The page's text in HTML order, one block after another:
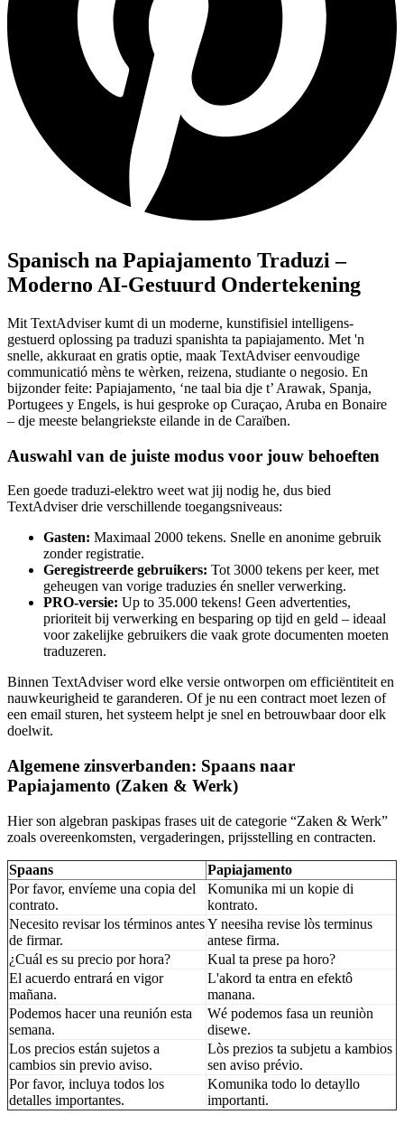
Spanisch na Papiajamento Traduzi –
Moderno AI-Gestuurd Ondertekening
Mit TextAdviser kumt di un moderne, kunstifisiel intelligens-
gestuerd oplossing pa traduzi spanishta ta papiajamento. Met 'n
snelle, akkuraat en gratis optie, maak TextAdviser eenvoudige
communicatió mèns te wèrken, reizena, studiante o negosio. En
bijzonder feite: Papiajamento, ‘ne taal bia dje t’ Arawak, Spanja,
Portugees y Engels, is hui gesproke op Curaçao, Aruba en Bonaire
– dje meeste belangriekste eilande in de Caraïben.
Auswahl van de juiste modus voor jouw behoeften
Een goede traduzi-elektro weet wat jij nodig he, dus bied
TextAdviser drie verschillende toegangsniveaus:
Gasten: Maximaal 2000 tekens. Snelle en anonime gebruik
zonder registratie.
Geregistreerde gebruikers: Tot 3000 tekens per keer, met
geheugen van vorige traduzies én sneller verwerking.
PRO-versie: Up to 35.000 tekens! Geen advertenties,
prioriteit bij verwerking en besparing op tijd en geld – ideaal
voor zakelijke gebruikers die vaak grote documenten moeten
traduzeren.
Binnen TextAdviser word elke versie ontworpen om efficiëntiteit en
nauwkeurigheid te garanderen. Of je nu een contract moet lezen of
een email sturen, het systeem helpt je snel en betrouwbaar door elk
doelwit.
Algemene zinsverbanden: Spaans naar
Papiajamento (Zaken & Werk)
Hier son algebran paskipas frases uit de categorie “Zaken & Werk”
zoals overeenkomsten, vergaderingen, prijsstelling en contracten.
Spaans
Papiajamento
Por favor, envíeme una copia del
contrato.
Komunika mi un kopie di
kontrato.
Necesito revisar los términos antes
de firmar.
Y neesiha revise lòs terminus
antese firma.
¿Cuál es su precio por hora?
Kual ta prese pa horo?
El acuerdo entrará en vigor
mañana.
L'akord ta entra en efektô
manana.
Podemos hacer una reunión esta
semana.
Wé podemos fasa un reuniòn
disewe.
Los precios están sujetos a
cambios sin previo aviso.
Lòs prezios ta subjetu a kambios
sen aviso prévio.
Por favor, incluya todos los
detalles importantes.
Komunika todo lo detayllo
importanti.